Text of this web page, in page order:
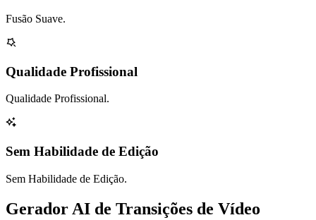
Fusão Suave.
Qualidade Profissional
Qualidade Profissional.
Sem Habilidade de Edição
Sem Habilidade de Edição.
Gerador AI de Transições de Vídeo